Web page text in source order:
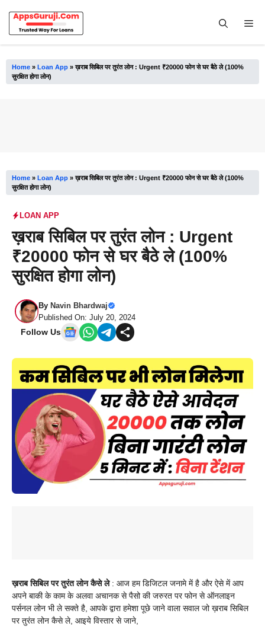
content
Home » Loan App »ख़राब सिबिल पर तुरंत लोन : Urgent ₹20000 फोन से घर बैठे ले (100%
सुरक्षित होगा लोन)
Home » Loan App »ख़राब सिबिल पर तुरंत लोन : Urgent ₹20000 फोन से घर बैठे ले (100%
सुरक्षित होगा लोन)
LOAN APP
ख़राब सिबिल पर तुरंत लोन : Urgent
₹20000 फोन से घर बैठे ले (100%
सुरक्षित होगा लोन)
By Navin Bhardwaj
Published On: July 20, 2024
Follow Us
ख़राब सिबिल पर तुरंत लोन कैसे ले: आज हम डिजिटल जनामे में है और ऐसे में आप
अपने बाकी के काम के अलवा अचानक से पैसो की जरुरत पर फोन से ऑनलाइन
पर्सनल लोन भी ले सक्ते है, आपके द्वारा हमेशा पूछे जाने वाला सवाल जो ख़राब सिबिल
पर तुरंत लोन कैसे ले, आइये विस्तार से जाने,